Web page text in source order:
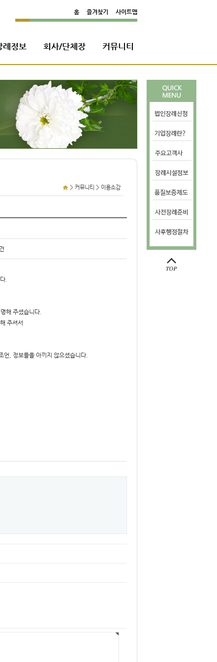
홈 즐겨찾기 사이트맵
례정보 회사/단체장 커뮤니티
>커뮤니티 > 이용소감
.
해 주셨습니다.
주셔서
언, 정보들을 아끼지 않으셨습니다.